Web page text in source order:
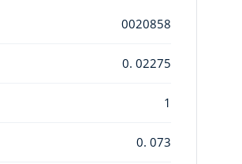
0020858
0. 02275
1
0. 073